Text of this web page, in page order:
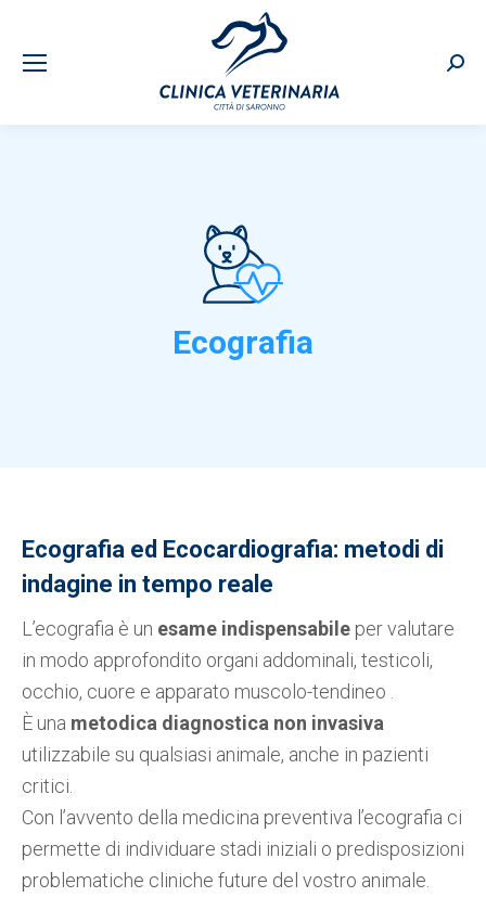
Ecografia
Ecografia ed Ecocardiografia: metodi di
indagine in tempo reale
L’ecografia è un esame indispensabile per valutare
in modo approfondito organi addominali, testicoli,
occhio, cuore e apparato muscolo-tendineo .
È una metodica diagnostica non invasiva
utilizzabile su qualsiasi animale, anche in pazienti
critici.
Con l’avvento della medicina preventiva l’ecografia ci
permette di individuare stadi iniziali o predisposizioni
problematiche cliniche future del vostro animale.